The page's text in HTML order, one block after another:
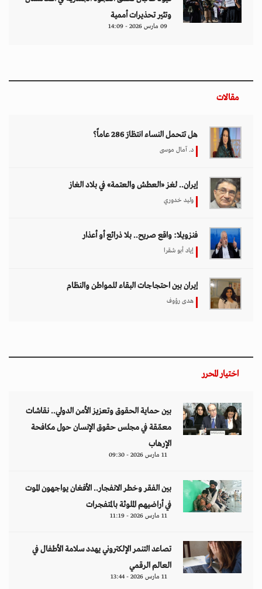
وتثير تحذيرات أممية
09 مارس 2026 - 14:09
مقالات
هل تتحمل النساء انتظارَ 286 عاماً؟
د. آمال موسى
إيران.. لغز «العطش والعتمة» في بلاد الغاز
وليد خدوري
فنزويلا: واقع صريح.. بلا ذرائع أو أعذار
إياد أبو شقرا
إيران بين احتجاجات البقاء للمواطن والنظام
هدى رؤوف
اختيار المحرر
بين حماية الحقوق وتعزيز الأمن الدولي.. نقاشات
معمّقة في مجلس حقوق الإنسان حول مكافحة
الإرهاب
11 مارس 2026 - 09:30
بين الفقر وخطر الانفجار.. الأفغان يواجهون الموت
في أراضيهم الملوثة بالمتفجرات
11 مارس 2026 - 11:19
تصاعد التنمر الإلكتروني يهدد سلامة الأطفال في
العالم الرقمي
11 مارس 2026 - 13:44